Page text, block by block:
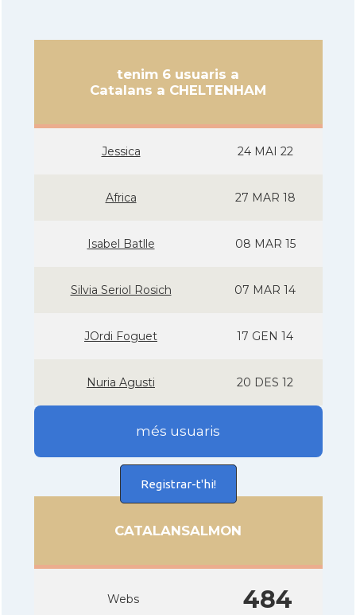
tenim 6 usuaris a
Catalans a CHELTENHAM
Jessica 24 MAI 22
Africa 27 MAR 18
Isabel Batlle 08 MAR 15
Silvia Seriol Rosich 07 MAR 14
JOrdi Foguet 17 GEN 14
Nuria Agusti 20 DES 12
més usuaris
Registrar-t'hi!
CATALANSALMON
Webs 484